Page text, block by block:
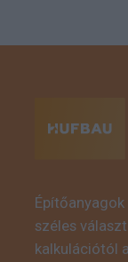
széles
kalkulációtól